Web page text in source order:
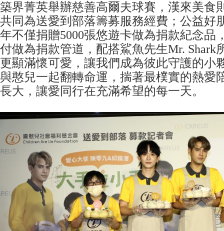
築界菁英舉辦慈善高爾夫球賽，漢來美食
共同為送愛到部落籌募服務經費；公益好
年不僅捐贈5000張悠遊卡做為捐款紀念品
付做為捐款管道，配搭鯊魚先生Mr. Shark
更顯滿懷可愛，讓我們成為彼此守護的小
與憨兒一起翻轉命運，揣著最樸實的熱愛
長大，讓愛同行在充滿希望的每一天。